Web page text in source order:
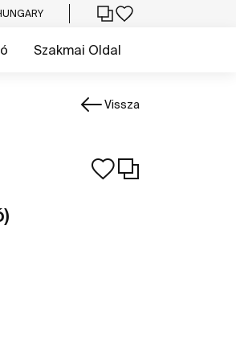
Szakmai Oldal
Vissza